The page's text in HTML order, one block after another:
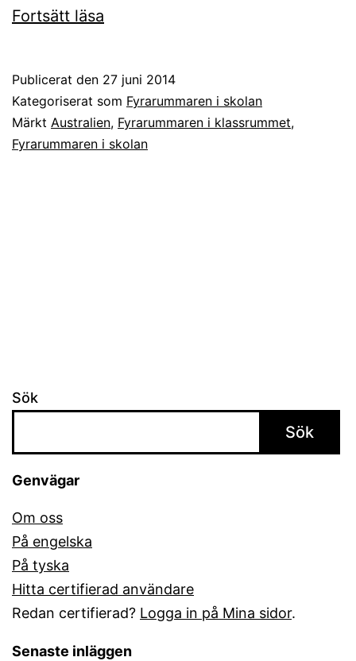
Fortsätt läsa
barnen
i
skolan
Publicerat den 27 juni 2014
Kategoriserat som Fyrarummaren i skolan
Märkt Australien, Fyrarummaren i klassrummet,
Fyrarummaren i skolan
Sök
Sök
Genvägar
Om oss
På engelska
På tyska
Hitta certifierad användare
Redan certifierad? Logga in på Mina sidor.
Senaste inläggen